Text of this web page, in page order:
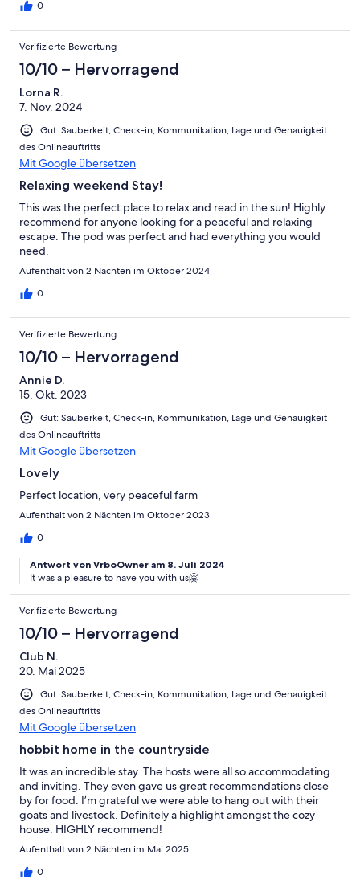
0
Verifizierte Bewertung
10/10 – Hervorragend
Lorna R.
7. Nov. 2024
Gut: Sauberkeit, Check-in, Kommunikation, Lage und Genauigkeit
des Onlineauftritts
Mit Google übersetzen
Relaxing weekend Stay!
This was the perfect place to relax and read in the sun! Highly
recommend for anyone looking for a peaceful and relaxing
escape. The pod was perfect and had everything you would
need.
Aufenthalt von 2 Nächten im Oktober 2024
0
Verifizierte Bewertung
10/10 – Hervorragend
Annie D.
15. Okt. 2023
Gut: Sauberkeit, Check-in, Kommunikation, Lage und Genauigkeit
des Onlineauftritts
Mit Google übersetzen
Lovely
Perfect location, very peaceful farm
Aufenthalt von 2 Nächten im Oktober 2023
0
Antwort von VrboOwner am 8. Juli 2024
It was a pleasure to have you with us🤗
Verifizierte Bewertung
10/10 – Hervorragend
Club N.
20. Mai 2025
Gut: Sauberkeit, Check-in, Kommunikation, Lage und Genauigkeit
des Onlineauftritts
Mit Google übersetzen
hobbit home in the countryside
It was an incredible stay. The hosts were all so accommodating
and inviting. They even gave us great recommendations close
by for food. I’m grateful we were able to hang out with their
goats and livestock. Definitely a highlight amongst the cozy
house. HIGHLY recommend!
Aufenthalt von 2 Nächten im Mai 2025
0